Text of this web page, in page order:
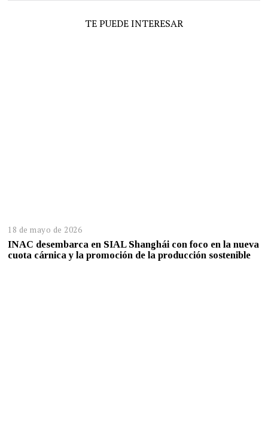
TE PUEDE INTERESAR
18 de mayo de 2026
INAC desembarca en SIAL Shanghái con foco en la nueva
cuota cárnica y la promoción de la producción sostenible